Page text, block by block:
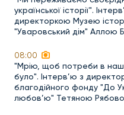
української історії".
директоркою Музею
"Уваровський дім" Аллою
08:00
"Мрію, щоб потреби в
було". Інтерв’ю з
благодійного фонду "До
любов’ю" Тетяною